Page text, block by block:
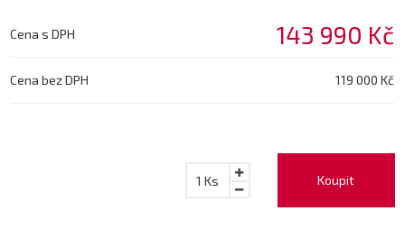
Cena s DPH 143 990 Kč
Cena bez DPH 119 000 Kč
Koupit
1 Ks